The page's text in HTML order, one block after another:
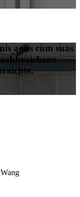
agus cùm suas